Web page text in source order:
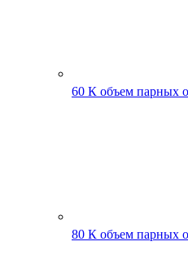
60 К объем парных
80 К объем парных